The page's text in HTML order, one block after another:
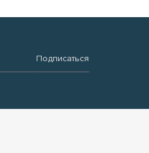
Подписаться